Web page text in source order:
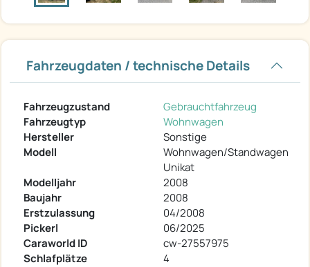
Fahrzeugdaten / technische Details
Fahrzeugzustand
Gebrauchtfahrzeug
Fahrzeugtyp
Wohnwagen
Hersteller
Sonstige
Modell
Wohnwagen/Standwagen
Unikat
Modelljahr
2008
Baujahr
2008
Erstzulassung
04/2008
Pickerl
06/2025
Caraworld ID
cw-27557975
Schlafplätze
4